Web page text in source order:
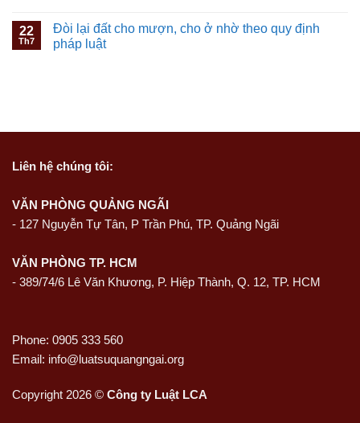
22
Th7
Đòi lại đất cho mượn, cho ở nhờ theo quy định
pháp luật
Liên hệ chúng tôi:
VĂN PHÒNG QUẢNG NGÃI
- 127 Nguyễn Tự Tân, P Trần Phú, TP. Quảng Ngãi
VĂN PHÒNG TP. HCM
- 389/74/6 Lê Văn Khương, P. Hiệp Thành, Q. 12, TP. HCM
Phone: 0905 333 560
Email: info@luatsuquangngai.org
Copyright 2026 © Công ty Luật LCA